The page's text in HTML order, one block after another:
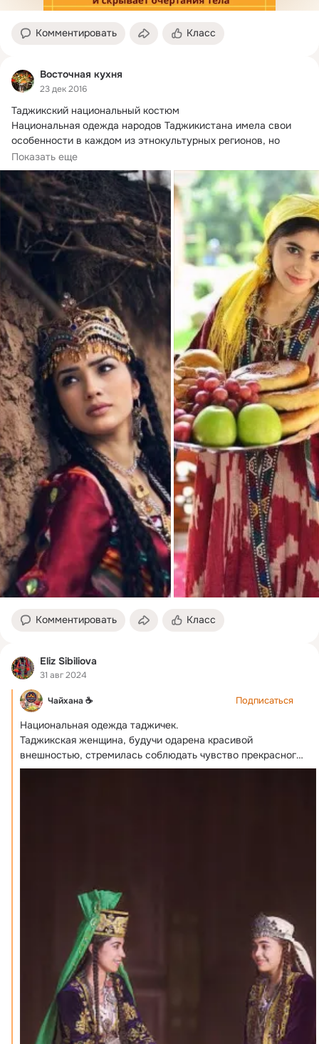
Комментировать Класс
Восточная кухня
23 дек 2016
Таджикский национальный костюм
Национальная одежда народов Таджикистана имела свои
особенности в каждом из этнокультурных регионов, но
обладала и общими чертами.
Показать еще
Комментировать Класс
Eliz Sibiliova
31 авг 2024
Чайхана ☕ Подписаться
Национальная одежда таджичек.
Таджикская женщина, будучи одарена красивой
внешностью, стремилась соблюдать чувство прекрасного
и в...